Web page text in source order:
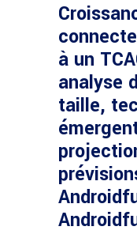
à un
analyse
taille,